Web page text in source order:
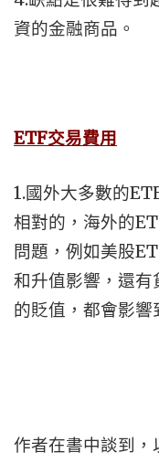
資的金融商品。
ETF交易費用
1.國外大多數的
相對的，海外的
問題，例如美股
和升值影響，還
的貶值，都會影響
作者在書中談到，